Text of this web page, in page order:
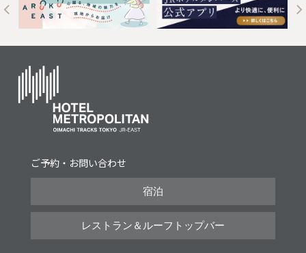
ご予約・お問い合わせ
宿泊
レストラン＆ルーフトップバー